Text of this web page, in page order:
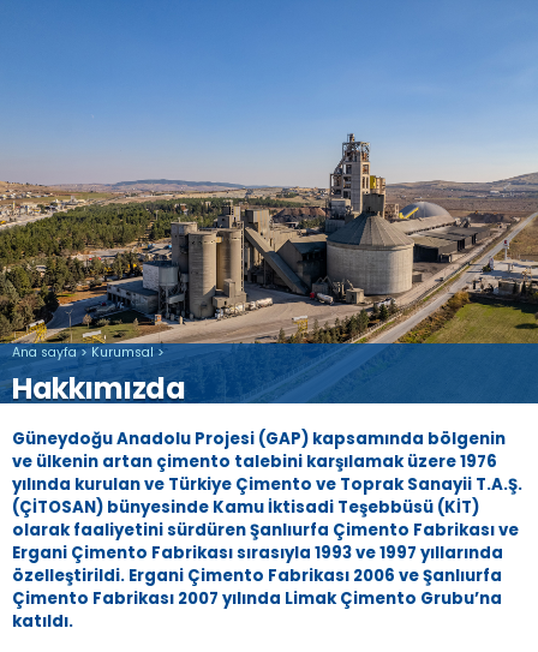
Ana sayfa>Kurumsal>
Hakkımızda
Güneydoğu Anadolu Projesi (GAP) kapsamında bölgenin
ve ülkenin artan çimento talebini karşılamak üzere 1976
yılında kurulan ve Türkiye Çimento ve Toprak Sanayii T.A.Ş.
(ÇİTOSAN) bünyesinde Kamu İktisadi Teşebbüsü (KİT)
olarak faaliyetini sürdüren Şanlıurfa Çimento Fabrikası ve
Ergani Çimento Fabrikası sırasıyla 1993 ve 1997 yıllarında
özelleştirildi. Ergani Çimento Fabrikası 2006 ve Şanlıurfa
Çimento Fabrikası 2007 yılında Limak Çimento Grubu’na
katıldı.